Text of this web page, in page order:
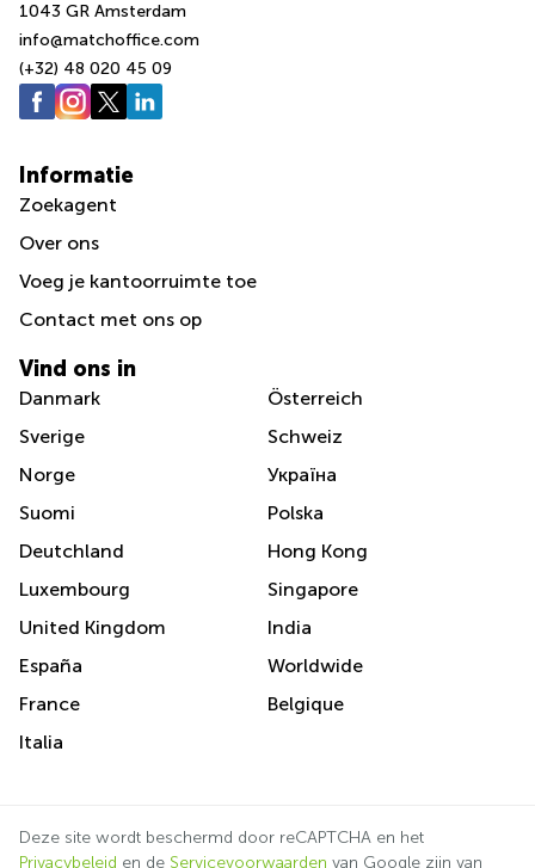
1043 GR Amsterdam
info@matchoffice.com
(+32) 48 020 45 09
Informatie
Zoekagent
Over ons
Voeg je kantoorruimte toe
Сontact met ons op
Vind ons in
Danmark
Sverige
Norge
Suomi
Deutchland
Luxembourg
United Kingdom
España
France
Italia
Österreich
Schweiz
Україна
Polska
Hong Kong
Singapore
India
Worldwide
Belgique
Deze site wordt beschermd door reCAPTCHA en het
Privacybeleid en de Servicevoorwaarden van Google zijn van